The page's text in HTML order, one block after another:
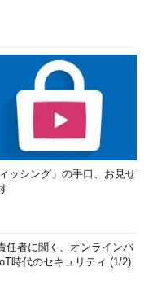
ィッシング」の手口、お見せ
任者に聞く、オンラインバ
時代のセキュリティ (1/2)